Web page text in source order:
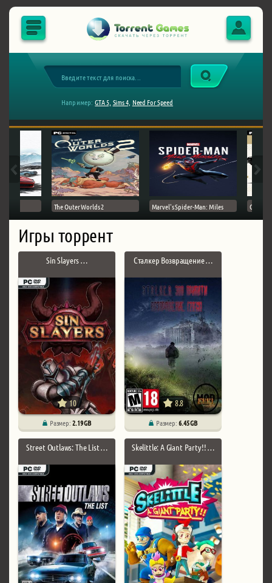
Например: GTA 5, Sims 4, Need For Speed
The Outer Worlds 2 Marvel's Spider-Man: Miles Ghost
Игры торрент
Sin Slayers …
10
Размер:2.19 GB
Сталкер Возвращение …
8.8
Размер:6.45 GB
Street Outlaws: The List … Skelittle: A Giant Party!! …